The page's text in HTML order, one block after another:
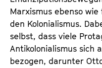
Marxismus ebenso
den Kolonialismus.
selbst, dass viele
Antikolonialismus sich
bezogen, darunter